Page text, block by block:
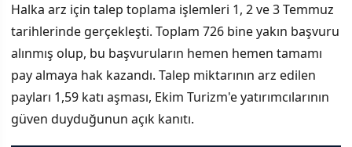
Halka arz için talep toplama işlemleri 1, 2 ve 3 Temmuz
tarihlerinde gerçekleşti. Toplam 726 bine yakın başvuru
alınmış olup, bu başvuruların hemen hemen tamamı
pay almaya hak kazandı. Talep miktarının arz edilen
payları 1,59 katı aşması, Ekim Turizm'e yatırımcılarının
güven duyduğunun açık kanıtı.